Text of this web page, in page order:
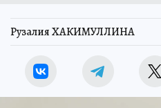
Рузалия ХАКИМУЛЛИНА